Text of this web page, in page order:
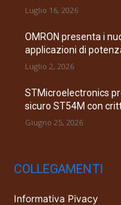
Luglio 16, 2026
OMRON presenta i
applicazioni di
Luglio 2, 2026
STMicroelectronics
sicuro ST54M con
Giugno 25, 2026
COLLEGAMENTI
Informativa Pivacy